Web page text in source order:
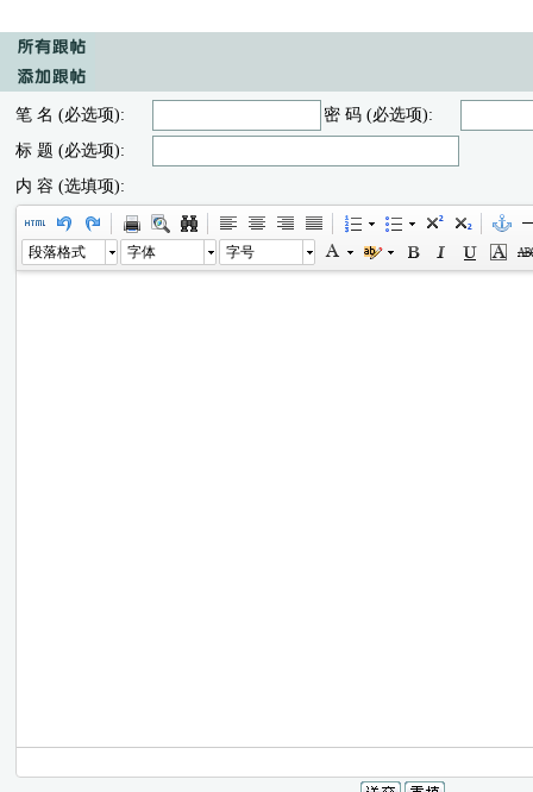
笔 名 (必选项):
密 码 (必选项):
标 题 (必选项):
内 容 (选填项):
段落格式 字体 字号